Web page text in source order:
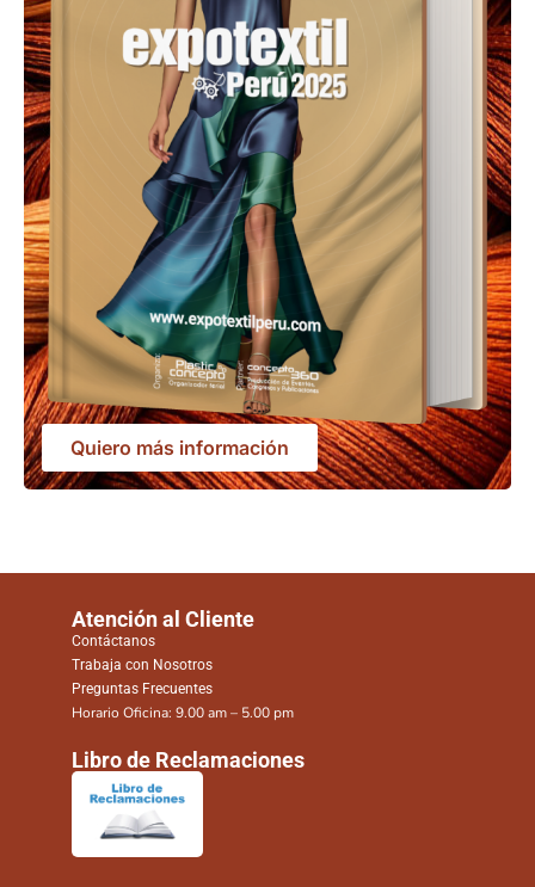
Quiero más información
Atención al Cliente
Contáctanos
Trabaja con Nosotros
Preguntas Frecuentes
Horario Oficina: 9.00 am – 5.00 pm
Libro de Reclamaciones